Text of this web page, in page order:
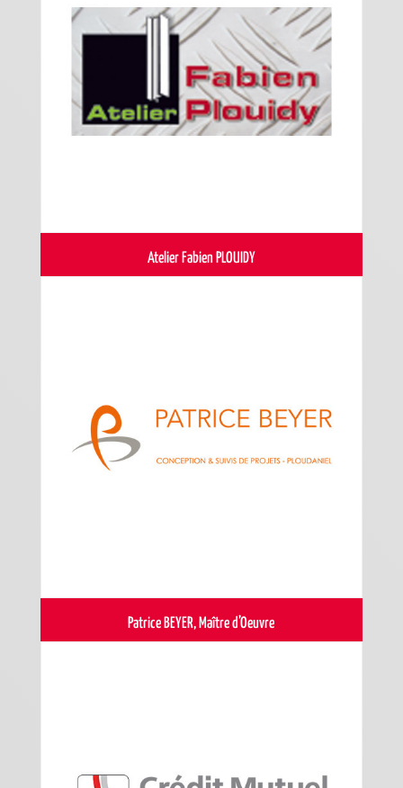
Atelier Fabien PLOUIDY
Patrice BEYER, Maître d’Oeuvre